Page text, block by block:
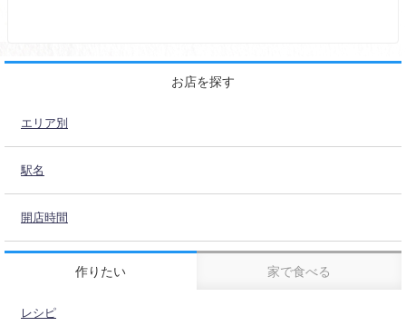
お店を探す
エリア別
駅名
開店時間
作りたい 家で食べる
レシピ